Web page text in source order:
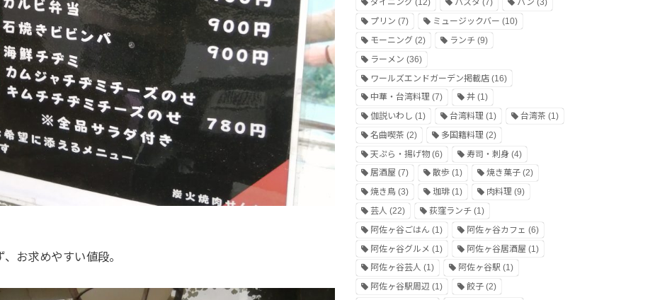
お求めやすい値段。
ダイニング (12) パスタ (7) パン (3)
プリン (7) ミュージックバー (10)
モーニング (2) ランチ(9)
ラーメン (36)
ワールズエンドガーデン掲載店 (16)
中華・台湾料理 (7) 丼(1)
伽説いわし (1) 台湾料理(1) 台湾茶 (1)
名曲喫茶 (2) 多国籍料理(2)
天ぷら・揚げ物 (6) 寿司・刺身(4)
居酒屋 (7) 散歩(1) 焼き菓子(2)
焼き鳥 (3) 珈琲(1) 肉料理(9)
芸人 (22) 荻窪ランチ(1)
阿佐ヶ谷ごはん (1) 阿佐ヶ谷カフェ (6)
阿佐ヶ谷グルメ (1) 阿佐ヶ谷居酒屋 (1)
阿佐ヶ谷芸人 (1) 阿佐ヶ谷駅 (1)
阿佐ヶ谷駅周辺 (1) 餃子(2)